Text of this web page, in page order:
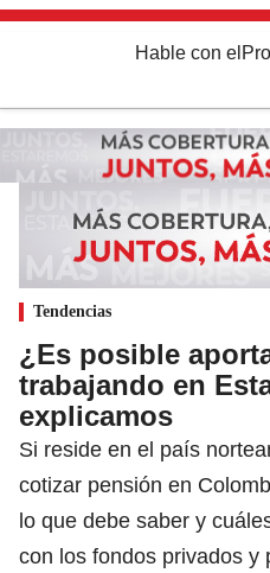
Hable con el
Tendencias
¿Es posible
trabajando en
explicamos
Si reside en el país
cotizar pensión en
lo que debe saber y
con los fondos privados y